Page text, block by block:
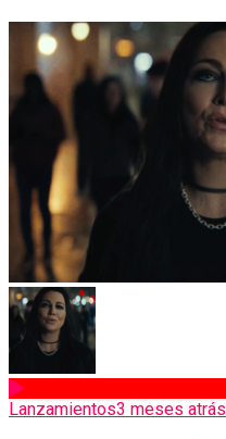
Lanzamientos3 meses atrás